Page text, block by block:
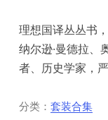
理想国译丛丛书
纳尔逊·曼德拉、
者、历史学家，
分类：套装合集